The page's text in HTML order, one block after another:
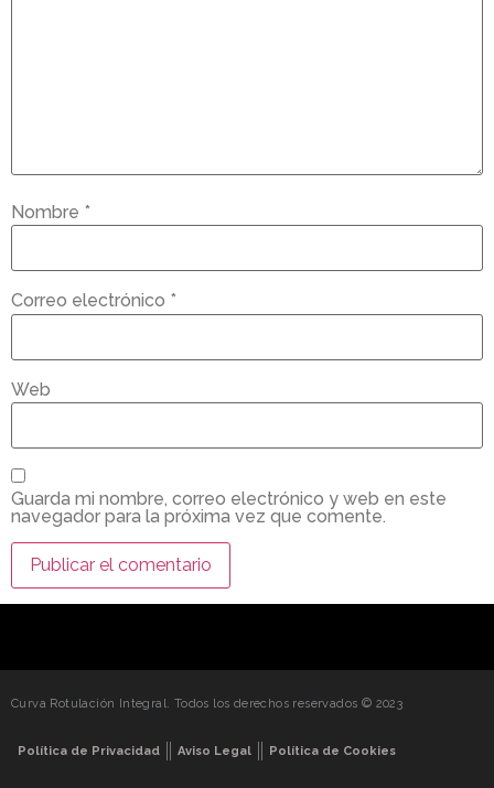
Nombre *
Correo electrónico *
Web
Guarda mi nombre, correo electrónico y web en este
navegador para la próxima vez que comente.
Curva Rotulación Integral. Todos los derechos reservados © 2023
Política de Privacidad Aviso Legal Política de Cookies